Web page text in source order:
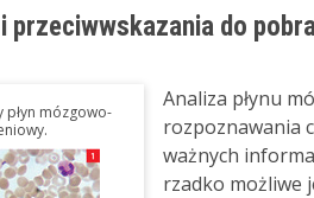
przeciwwskazania do
płyn mózgowo-
Analiza płynu
rozpoznawania
ważnych
rzadko możliwe